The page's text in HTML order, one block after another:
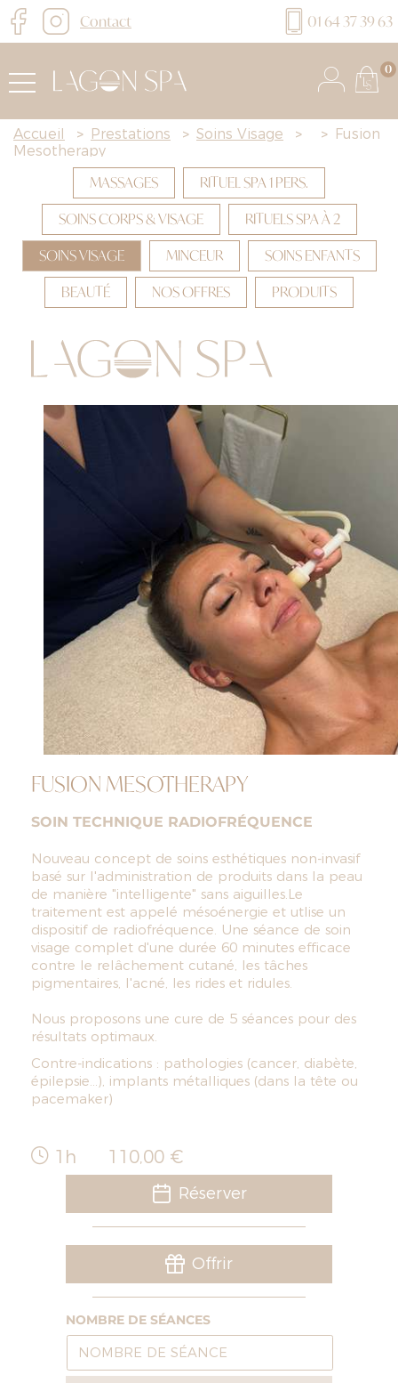
Contact 01 64 37 39 63
0
Accueil > Prestations > Soins Visage > > Fusion
Mesotherapy
MASSAGES
RITUEL SPA 1 PERS.
SOINS CORPS & VISAGE
RITUELS SPA À 2
SOINS VISAGE
MINCEUR
SOINS ENFANTS
BEAUTÉ
NOS OFFRES PRODUITS
FUSION MESOTHERAPY
SOIN TECHNIQUE RADIOFRÉQUENCE
Nouveau concept de soins esthétiques non-invasif
basé sur l'administration de produits dans la peau
de manière "intelligente" sans aiguilles.Le
traitement est appelé mésoénergie et utlise un
dispositif de radiofréquence. Une séance de soin
visage complet d'une durée 60 minutes efficace
contre le relâchement cutané, les tâches
pigmentaires, l'acné, les rides et ridules.
Nous proposons une cure de 5 séances pour des
résultats optimaux.
Contre-indications : pathologies (cancer, diabète,
épilepsie...), implants métalliques (dans la tête ou
pacemaker)
1h 110,00 €
Réserver
Offrir
NOMBRE DE SÉANCES